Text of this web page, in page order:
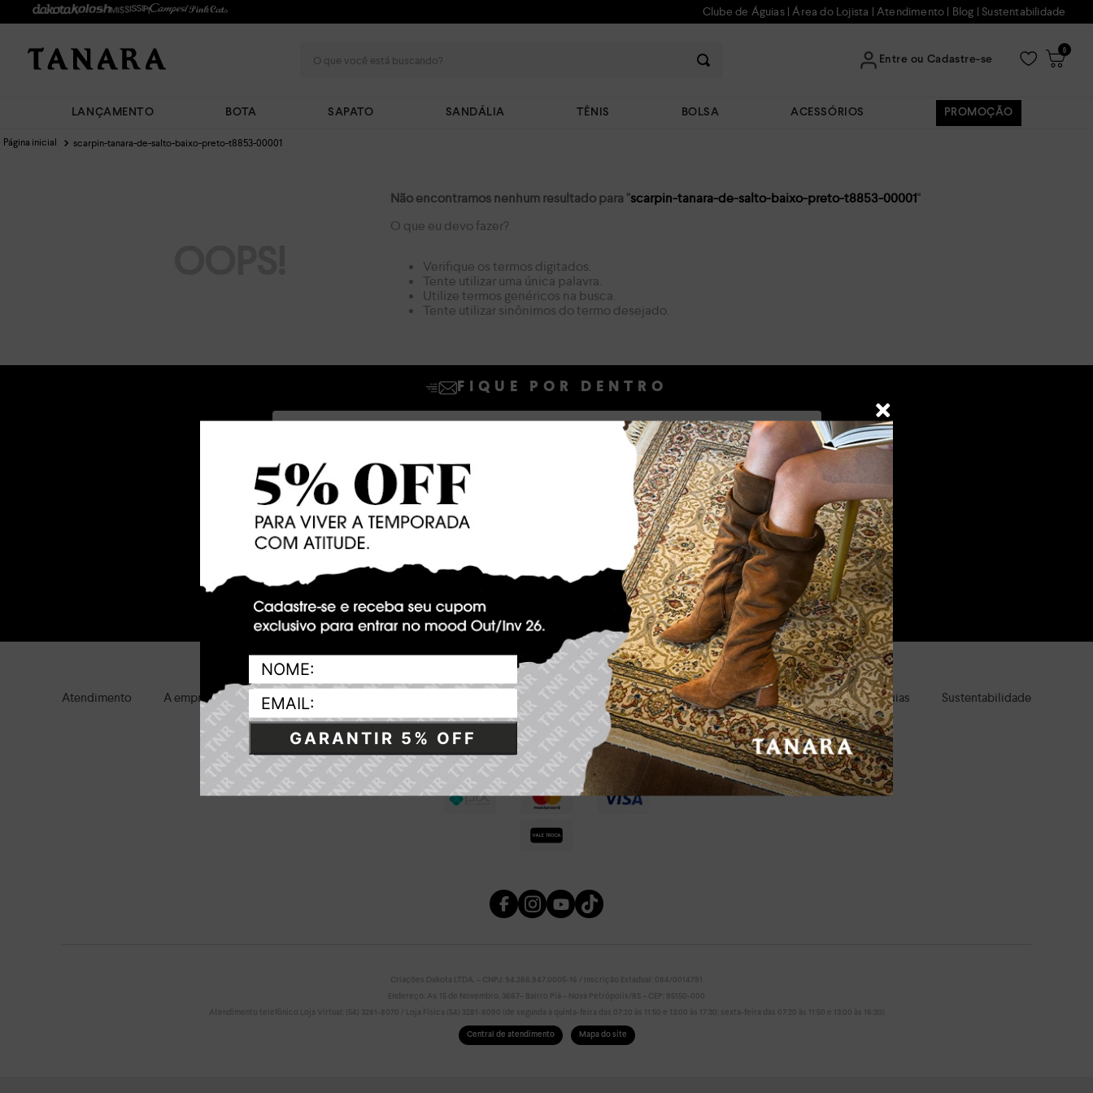
Clube de Águias|Área do Lojista | Atendimento | Blog |Sustentabilidade
Entre ou Cadastre-se
0
LANÇAMENTO BOTA SAPATO SANDÁLIA TÊNIS BOLSA ACESSÓRIOS PROMOÇÃO
GARANTIR 5% OFF
scarpin-tanara-de-salto-baixo-preto-t8853-00001
Não encontramos nenhum resultado para "scarpin-tanara-de-salto-baixo-preto-t8853-00001"
O que eu devo fazer?
Verifique os termos digitados.
Tente utilizar uma única palavra.
Utilize termos genéricos na busca.
Tente utilizar sinônimos do termo desejado.
FIQUE POR DENTRO
Ao clicar em ASSINAR declaro que concordo em receber novidades e promoções da Dakota e suas marcas.
Confira nossa
Política de privacidade
ASSINAR
Atendimento A empresa Condições gerais de compra Troca e Devolução Vale Presente Clube de Águias Sustentabilidade
Criações Dakota LTDA. – CNPJ: 94.266.947.0005-16 / Inscrição Estadual: 084/0014791
Endereço: Av. 15 de Novembro, 3667– Bairro Piá – Nova Petrópolis/RS – CEP: 95150-000
Atendimento telefônico Loja Virtual: (54) 3281-8070 / Loja Física (54) 3281-8090 (de segunda a quinta-feira das 07:20 às 11:50 e 13:00 às 17:30; sexta-feira das 07:20 às 11:50 e 13:00 às 16:30)
Central de atendimento Mapa do site